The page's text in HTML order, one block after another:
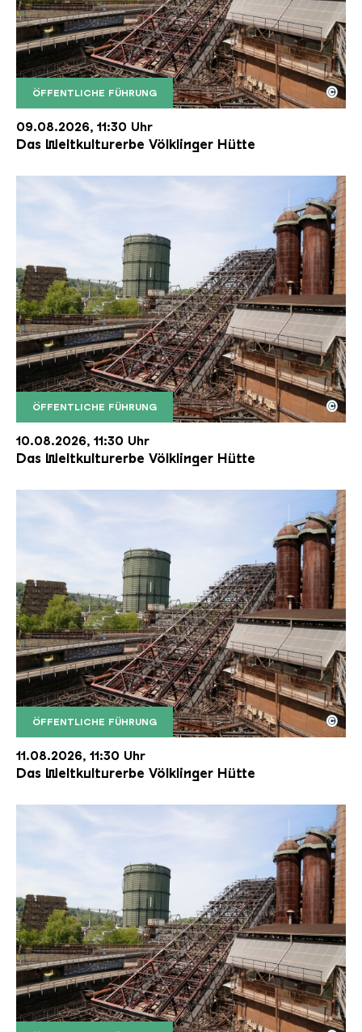
ÖFFENTLICHE FÜHRUNG
Der Erzschrägaufzug der Völklinger Hütte mit
Copyright: Weltkulturerbe Völklinger Hütte | Karl
©
09.08.2026, 11:30 Uhr
Das Weltkulturerbe Völklinger Hütte
ÖFFENTLICHE FÜHRUNG
Der Erzschrägaufzug der Völklinger Hütte mit
Copyright: Weltkulturerbe Völklinger Hütte | Karl
©
10.08.2026, 11:30 Uhr
Das Weltkulturerbe Völklinger Hütte
ÖFFENTLICHE FÜHRUNG
Der Erzschrägaufzug der Völklinger Hütte mit
Copyright: Weltkulturerbe Völklinger Hütte | Karl
©
11.08.2026, 11:30 Uhr
Das Weltkulturerbe Völklinger Hütte